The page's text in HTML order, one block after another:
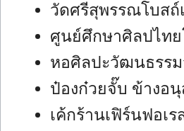
วัดศรีสุพรรณโบสถ์
ศูนย์ศึกษาศิลปไท
หอศิลปะวัฒนธรรม
ป๋องก๋วยจั๊บ ข้างอ
เค้กร้านเฟิร์นฟอเร